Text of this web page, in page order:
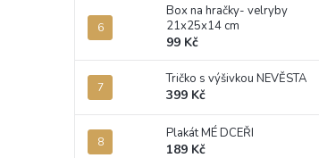
Box na hračky- velryby
21x25x14 cm
99 Kč
Tričko s výšivkou NEVĚSTA
399 Kč
Plakát MÉ DCEŘI
189 Kč